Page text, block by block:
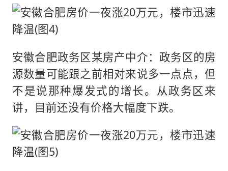
安徽合肥政务区某房产中介：政务区的房
源数量可能跟之前相对来说多一点点，但
不是说那种爆发式的增长。从政务区来
讲，目前还没有价格大幅度下跌。